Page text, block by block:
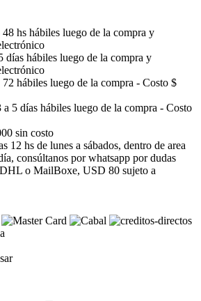
hs hábiles luego de la compra y
días hábiles luego de la compra y
hábiles luego de la compra - Costo $
5 días hábiles luego de la compra - Costo
sin costo
12 hs de lunes a sábados, dentro de area
consúltanos por whatsapp por dudas
o MailBoxe, USD 80 sujeto a